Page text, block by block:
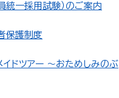
統一採用試験）のご案内
保護制度
イドツアー ～おためしみのぶ